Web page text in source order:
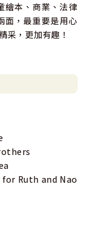
繪本、商業、法律
面，最重要是用心
采，更加有趣！
for Ruth and Nao